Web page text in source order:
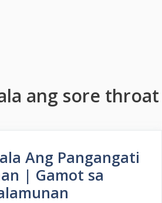
ang sore throat
Ang Pangangati
| Gamot sa